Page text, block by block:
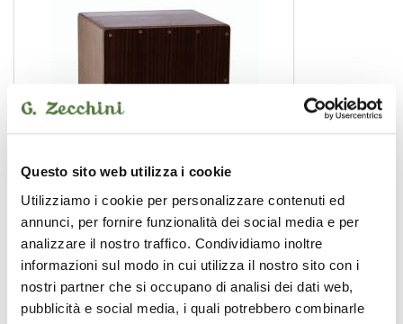
Questo sito web utilizza i cookie
Utilizziamo i cookie per personalizzare contenuti ed
annunci, per fornire funzionalità dei social media e per
analizzare il nostro traffico. Condividiamo inoltre
informazioni sul modo in cui utilizza il nostro sito con i
nostri partner che si occupano di analisi dei dati web,
pubblicità e social media, i quali potrebbero combinarle